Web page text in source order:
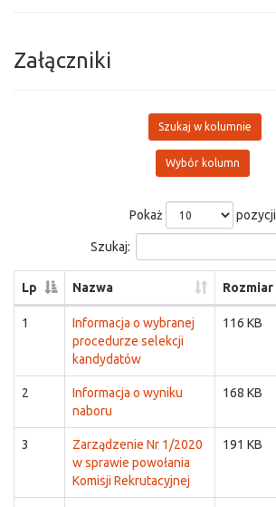
Załączniki
Szukaj w kolumnie
Wybór kolumn
Pokaż pozycji
Szukaj:
Lp Nazwa Rozmiar
1
Informacja o wybranej
procedurze selekcji
kandydatów
116 KB
2
Informacja o wyniku
naboru
168 KB
3
Zarządzenie Nr 1/2020
w sprawie powołania
Komisji Rekrutacyjnej
191 KB